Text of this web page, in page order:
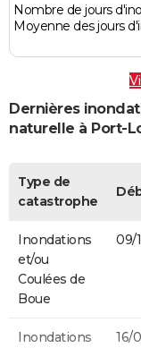
Nombre de jours
Moyenne des jours
Dernières
naturelle à Port-
Type de
catastrophe
Inondations
et/ou
Coulées de
Boue
09/
Inondations
16/